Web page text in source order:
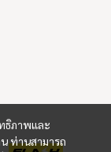
ธิภาพและ
ท่านสามารถ